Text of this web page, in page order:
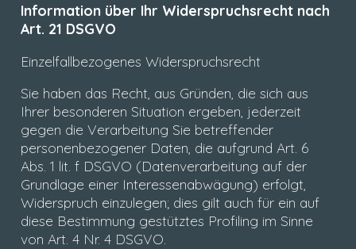
Information über Ihr Widerspruchsrecht nach
Art. 21 DSGVO
Einzelfallbezogenes Widerspruchsrecht
Sie haben das Recht, aus Gründen, die sich aus
Ihrer besonderen Situation ergeben, jederzeit
gegen die Verarbeitung Sie betreffender
personenbezogener Daten, die aufgrund Art. 6
Abs. 1 lit. f DSGVO (Datenverarbeitung auf der
Grundlage einer Interessenabwägung) erfolgt,
Widerspruch einzulegen; dies gilt auch für ein auf
diese Bestimmung gestütztes Profiling im Sinne
von Art. 4 Nr. 4 DSGVO.